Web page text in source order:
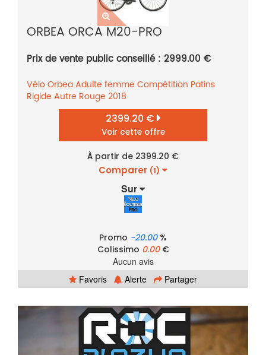
ORBEA ORCA M20-PRO
Prix de vente public conseillé : 2999.00 €
VéloOrbeaAdulte femme Compétition Patins
Rigide Autre Rouge 2018
2399.20 €
Voir cette offre
À partir de 2399.20 €
Comparer (1)
Sur
Promo -20.00%
Colissimo 0.00€
Aucun avis
Favoris
Alerte Partager